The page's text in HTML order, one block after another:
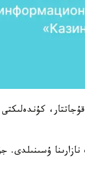
كۇندەلىكتى